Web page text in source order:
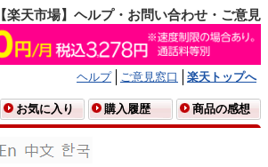
【楽天市場】ヘルプ・お問い合わせ・ご意見
ヘルプ ご意見窓口
楽天トップへ
お気に入り 購入履歴 商品の感想